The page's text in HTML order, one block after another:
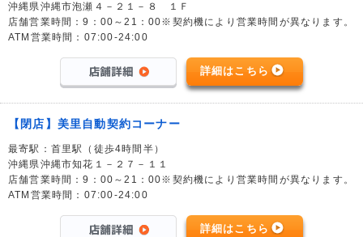
沖縄県沖縄市泡瀬４－２１－８ １Ｆ
店舗営業時間：9：00～21：00※契約機により営業時間が異なります。
ATM営業時間：07:00-24:00
詳細はこちら
【閉店】美里自動契約コーナー
最寄駅：首里駅（徒歩4時間半）
沖縄県沖縄市知花１－２７－１１
店舗営業時間：9：00～21：00※契約機により営業時間が異なります。
ATM営業時間：07:00-24:00
詳細はこちら